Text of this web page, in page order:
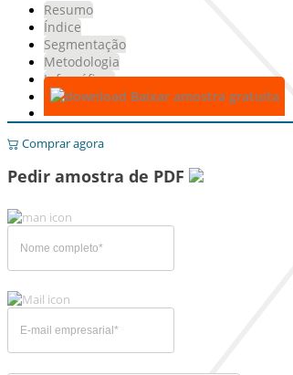
Resumo
Índice
Segmentação
Metodologia
Infográficos
Baixar amostra gratuita
Comprar agora
Pedir amostra de PDF